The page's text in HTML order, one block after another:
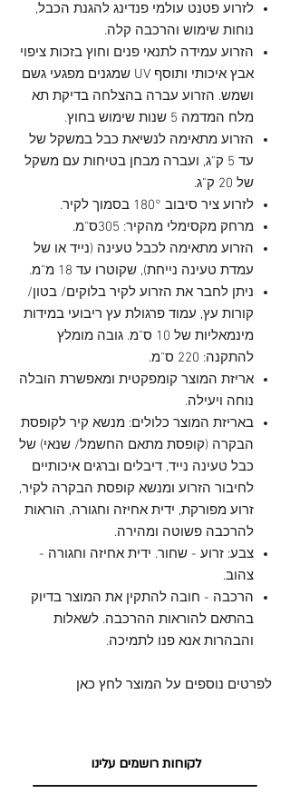
לזרוע פטנט עולמי פנדינג להגנת הכבל,
נוחות שימוש והרכבה קלה.
הזרוע עמידה לתנאי פנים וחוץ בזכות ציפוי
אבץ איכותי ותוסף UV שמגנים מפגעי גשם
ושמש. הזרוע עברה בהצלחה בדיקת תא
מלח המדמה 5 שנות שימוש בחוץ.
הזרוע מתאימה לנשיאת כבל במשקל של
עד 5 ק"ג, ועברה מבחן בטיחות עם משקל
של 20 ק"ג.
לזרוע ציר סיבוב 180° בסמוך לקיר.
מרחק מקסימלי מהקיר: 305ס"מ.
הזרוע מתאימה לכבל טעינה (נייד או של
עמדת טעינה נייחת), שקוטרו עד 18 מ"מ.
ניתן לחבר את הזרוע לקיר בלוקים/ בטון/
קורות עץ, עמוד פרגולת עץ ריבועי במידות
מינמאליות של 10 ס"מ. גובה מומלץ
להתקנה: 220 ס"מ.
אריזת המוצר קומפקטית ומאפשרת הובלה
נוחה ויעילה.
באריזת המוצר כלולים: מנשא קיר לקופסת
הבקרה (קופסת מתאם החשמל/ שנאי) של
כבל טעינה נייד, דיבלים וברגים איכותיים
לחיבור הזרוע ומנשא קופסת הבקרה לקיר,
זרוע מפורקת, ידית אחיזה וחגורה, הוראות
להרכבה פשוטה ומהירה.
צבע: זרוע - שחור. ידית אחיזה וחגורה -
צהוב.
הרכבה - חובה להתקין את המוצר בדיוק
בהתאם להוראות ההרכבה. לשאלות
והבהרות אנא פנו לתמיכה.
לפרטים נוספים על המוצר לחץ כאן
לקוחות רושמים עלינו